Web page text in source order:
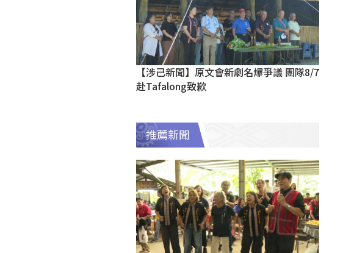
【涉己新聞】原文會新劇名爆爭議 團隊8/7
赴Tafalong致歉
推薦新聞